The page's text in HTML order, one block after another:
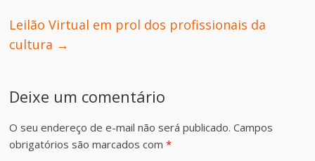
Leilão Virtual em prol dos profissionais da
cultura →
Deixe um comentário
O seu endereço de e-mail não será publicado. Campos
obrigatórios são marcados com*